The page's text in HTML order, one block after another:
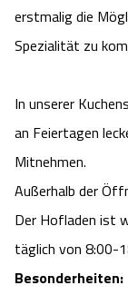
erstmalig die
Spezialität zu
In unserer
an Feiertagen
Mitnehmen.
Außerhalb der
Der Hofladen ist
täglich von 8:00-
Besonderheiten: